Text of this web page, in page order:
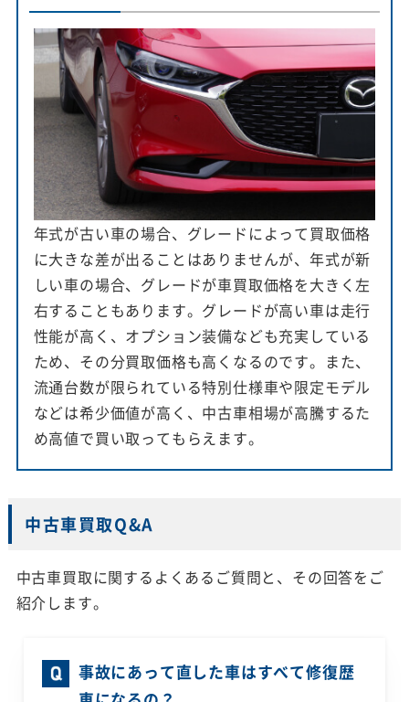
年式が古い車の場合、グレードによって買取価格
に大きな差が出ることはありませんが、年式が新
しい車の場合、グレードが車買取価格を大きく左
右することもあります。グレードが高い車は走行
性能が高く、オプション装備なども充実している
ため、その分買取価格も高くなるのです。また、
流通台数が限られている特別仕様車や限定モデル
などは希少価値が高く、中古車相場が高騰するた
め高値で買い取ってもらえます。
中古車買取Q&A
中古車買取に関するよくあるご質問と、その回答をご
紹介します。
事故にあって直した車はすべて修復歴